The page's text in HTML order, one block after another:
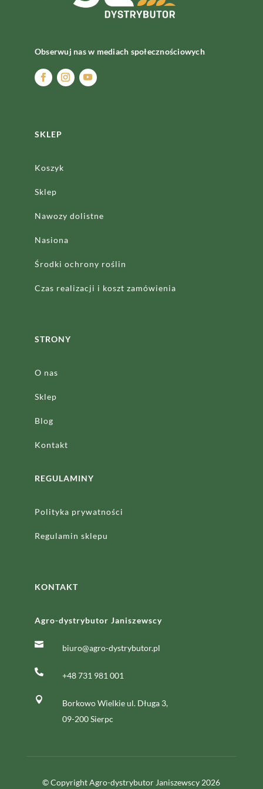
Obserwuj nas w mediach społecznościowych
SKLEP
Koszyk
Sklep
Nawozy dolistne
Nasiona
Środki ochrony roślin
Czas realizacji i koszt zamówienia
STRONY
O nas
Sklep
Blog
Kontakt
REGULAMINY
Polityka prywatności
Regulamin sklepu
KONTAKT
Agro-dystrybutor Janiszewscy
 biuro@agro-dystrybutor.pl
 +48 731 981 001

Borkowo Wielkie ul. Długa 3,
09-200 Sierpc
© Copyright Agro-dystrybutor Janiszewscy 2026